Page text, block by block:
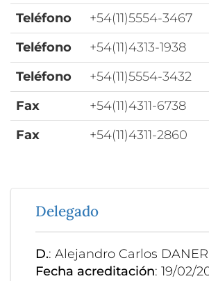
Teléfono
+54(11)5554-3467
Teléfono
+54(11)4313-1938
Teléfono
+54(11)5554-3432
Fax
+54(11)4311-6738
Fax
+54(11)4311-2860
Delegado
D.: Alejandro Carlos
Fecha acreditación: 19/02/